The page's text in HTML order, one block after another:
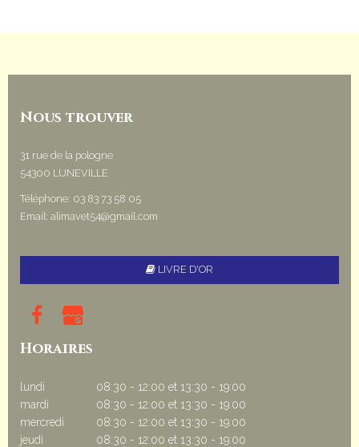
Nous trouver
31 rue de la pologne
54300 LUNEVILLE
Téléphone: 03 83 73 58 05
Email: alimavet54@gmail.com
LIVRE D'OR
Horaires
lundi 08:30 - 12:00 et 13:30 - 19:00
mardi
08:30 - 12:00 et 13:30 - 19:00
mercredi
08:30 - 12:00 et 13:30 - 19:00
jeudi
08:30 - 12:00 et 13:30 - 19:00